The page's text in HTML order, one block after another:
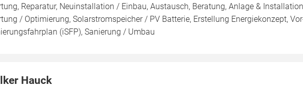
Reparatur, Neuinstallation / Einbau, Austausch, Beratung, Anlage &
/ Optimierung, Solarstromspeicher / PV Batterie, Erstellung Energiekonzept,
(iSFP), Sanierung / Umbau
Hauck